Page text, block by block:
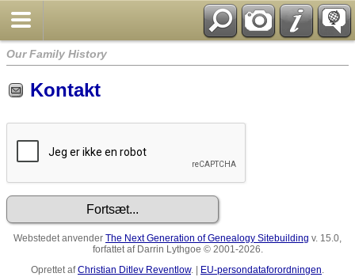
Our Family History
Kontakt
Webstedet anvender The Next Generation of Genealogy Sitebuilding v. 15.0,
forfattet af Darrin Lythgoe © 2001-2026.
Oprettet afChristian Ditlev Reventlow. | EU-persondataforordningen.